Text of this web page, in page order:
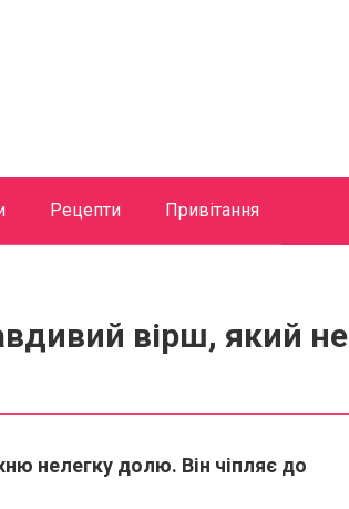
Рецепти Привітання
вірш, який не
нелегку долю. Він чіпляє до